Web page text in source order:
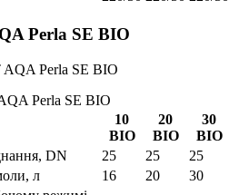
Perla SE BIO
Perla SE BIO
10
BIO
20
BIO
30
BIO
DN
25 25
25
л
16 20
30